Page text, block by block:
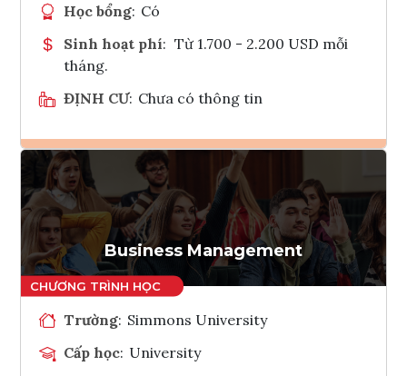
Học bổng: Có
Sinh hoạt phí: Từ 1.700 - 2.200 USD mỗi
tháng.
ĐỊNH CƯ: Chưa có thông tin
Ghi danh
Tham vấn Interlink
Business Management
Trường: Simmons University
Cấp học: University